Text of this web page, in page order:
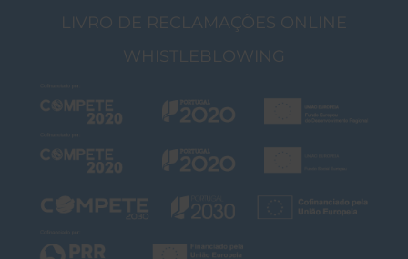
LIVRO DE RECLAMAÇÕES ONLINE
WHISTLEBLOWING